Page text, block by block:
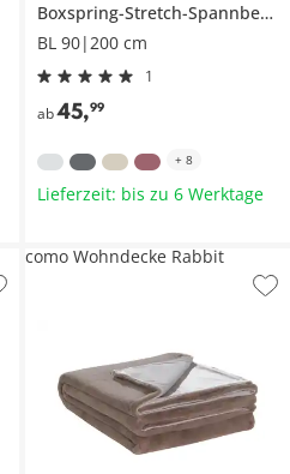
Boxspring-Stretch-Spannbettlaken
BL 90|200 cm
1
ab45,99
+ 8
Lieferzeit: bis zu 6 Werktage
como Wohndecke Rabbit